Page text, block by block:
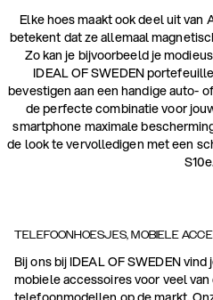
Elke hoes maakt ook deel uit
betekent dat ze allemaal
Zo kan je bijvoorbeeld je
IDEAL OF SWEDEN
bevestigen aan een handige auto-
de perfecte combinatie voor
smartphone maximale
de look te vervolledigen met een
TELEFOONHOESJES, MOBIELE
Bij ons bij IDEAL OF SWEDEN
mobiele accessoires voor veel